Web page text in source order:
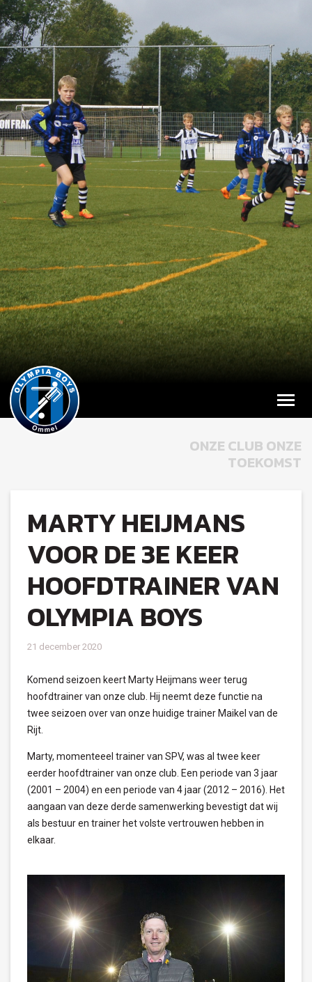
ONZE CLUB ONZE
TOEKOMST
MARTY HEIJMANS
VOOR DE 3E KEER
HOOFDTRAINER VAN
OLYMPIA BOYS
21 december 2020
Komend seizoen keert Marty Heijmans weer terug
hoofdtrainer van onze club. Hij neemt deze functie na
twee seizoen over van onze huidige trainer Maikel van de
Rijt.
Marty, momenteeel trainer van SPV, was al twee keer
eerder hoofdtrainer van onze club. Een periode van 3 jaar
(2001 – 2004) en een periode van 4 jaar (2012 – 2016). Het
aangaan van deze derde samenwerking bevestigt dat wij
als bestuur en trainer het volste vertrouwen hebben in
elkaar.